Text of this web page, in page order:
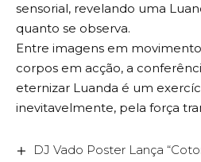
sensorial, revelando uma
quanto se observa.
Entre imagens em
corpos em acção, a
eternizar Luanda é um
inevitavelmente, pela força
DJ Vado Poster Lança